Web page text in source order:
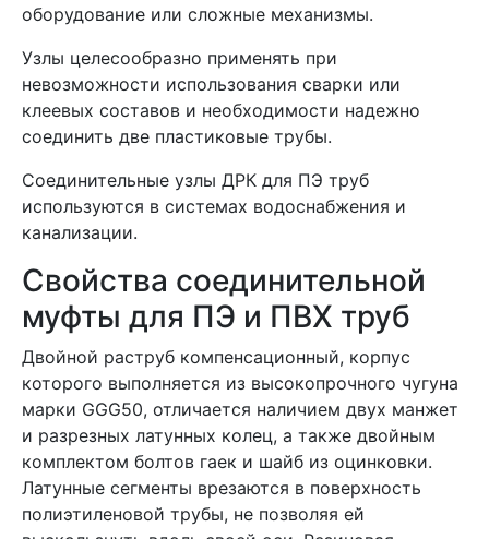
оборудование или сложные механизмы.
Узлы целесообразно применять при
невозможности использования сварки или
клеевых составов и необходимости надежно
соединить две пластиковые трубы.
Соединительные узлы ДРК для ПЭ труб
используются в системах водоснабжения и
канализации.
Свойства соединительной
муфты для ПЭ и ПВХ труб
Двойной раструб компенсационный, корпус
которого выполняется из высокопрочного чугуна
марки GGG50, отличается наличием двух манжет
и разрезных латунных колец, а также двойным
комплектом болтов гаек и шайб из оцинковки.
Латунные сегменты врезаются в поверхность
полиэтиленовой трубы, не позволяя ей